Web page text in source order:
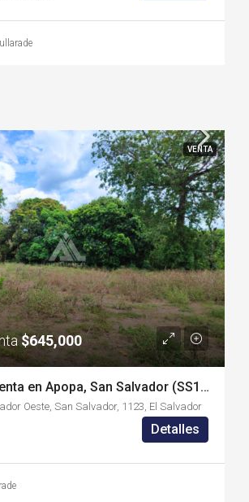
VENTA
$645,000
Terreno en Venta en Apopa, San Salvador (SS1992P)
Oeste, San Salvador, 1123, El Salvador
Detalles